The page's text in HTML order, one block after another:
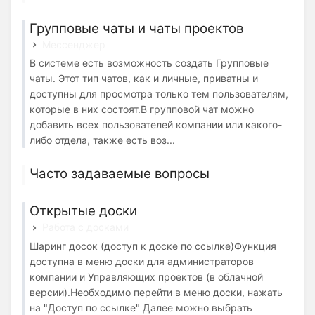
Групповые чаты и чаты проектов
В системе есть возможность создать Групповые
чаты. Этот тип чатов, как и личные, приватны и
доступны для просмотра только тем пользователям,
которые в них состоят.В групповой чат можно
добавить всех пользователей компании или какого-
либо отдела, также есть воз...
Часто задаваемые вопросы
Открытые доски
Шаринг досок (доступ к доске по ссылке)Функция
доступна в меню доски для администраторов
компании и Управляющих проектов (в облачной
версии).Необходимо перейти в меню доски, нажать
на "Доступ по ссылке" Далее можно выбрать